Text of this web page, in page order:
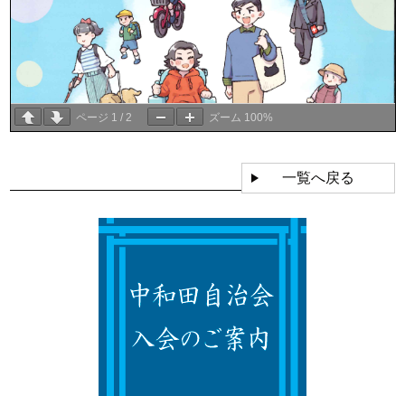
ページ 1 /2 ズーム 100%
一覧へ戻る